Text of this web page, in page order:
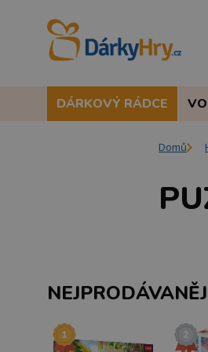
DÁRKOVÝ RÁDCE
Domů